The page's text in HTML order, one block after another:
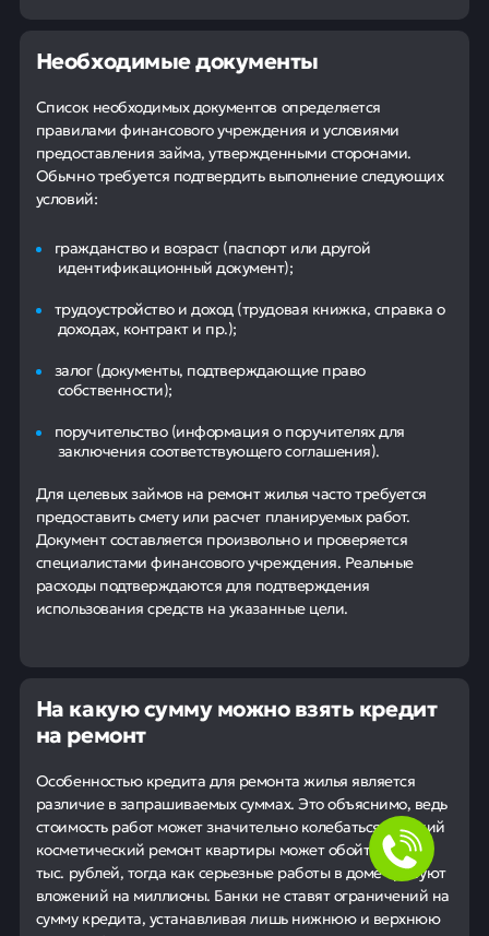
Необходимые документы
Список необходимых документов определяется
правилами финансового учреждения и условиями
предоставления займа, утвержденными сторонами.
Обычно требуется подтвердить выполнение следующих
условий:
гражданство и возраст (паспорт или другой
идентификационный документ);
трудоустройство и доход (трудовая книжка, справка о
доходах, контракт и пр.);
залог (документы, подтверждающие право
собственности);
поручительство (информация о поручителях для
заключения соответствующего соглашения).
Для целевых займов на ремонт жилья часто требуется
предоставить смету или расчет планируемых работ.
Документ составляется произвольно и проверяется
специалистами финансового учреждения. Реальные
расходы подтверждаются для подтверждения
использования средств на указанные цели.
На какую сумму можно взять кредит
на ремонт
Особенностью кредита для ремонта жилья является
различие в запрашиваемых суммах. Это объяснимо, ведь
стоимость работ может значительно колебаться. Мелкий
косметический ремонт квартиры может обойтись в 150
тыс. рублей, тогда как серьезные работы в доме требуют
вложений на миллионы. Банки не ставят ограничений на
сумму кредита, устанавливая лишь нижнюю и верхнюю